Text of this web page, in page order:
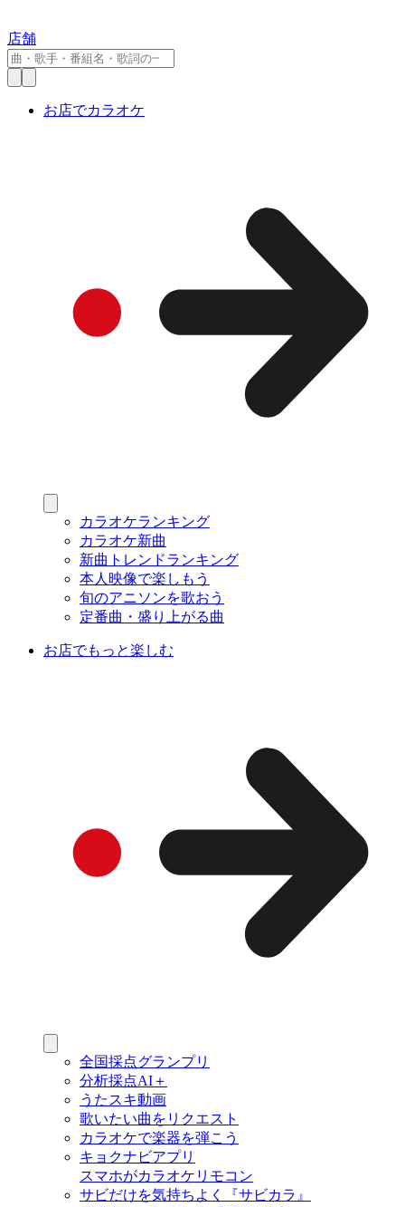
店舗
お店でカラオケ
カラオケランキング
カラオケ新曲
新曲トレンドランキング
本人映像で楽しもう
旬のアニソンを歌おう
定番曲・盛り上がる曲
お店でもっと楽しむ
全国採点グランプリ
分析採点AI＋
うたスキ動画
歌いたい曲をリクエスト
カラオケで楽器を弾こう
キョクナビアプリ
スマホがカラオケリモコン
サビだけを気持ちよく『サビカラ』